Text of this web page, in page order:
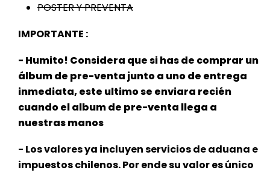
POSTER Y PREVENTA
IMPORTANTE :
- Humito! Considera que si has de comprar un
álbum de pre-venta junto a uno de entrega
inmediata, este ultimo se enviara recién
cuando el album de pre-venta llega a
nuestras manos
- Los valores ya incluyen servicios de aduana e
impuestos chilenos. Por ende su valor es único